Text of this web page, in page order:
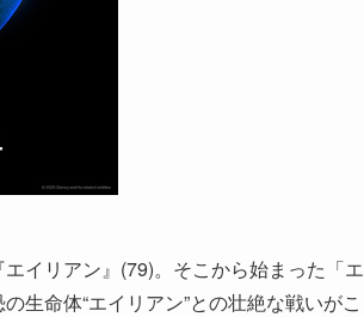
イリアン』(79)。そこから始まった「エ
生命体“エイリアン”との壮絶な戦いがこ